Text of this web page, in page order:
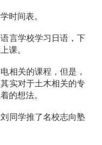
时间表。
言学校学习日语，下
课。
相关的课程，但是，
实对于土木相关的专
的想法。
同学推了名校志向塾